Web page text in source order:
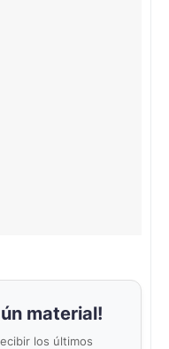
material!
los últimos